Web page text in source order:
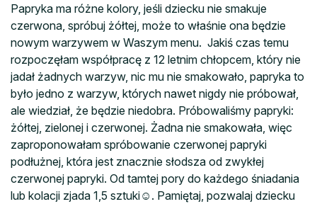
Papryka ma różne kolory, jeśli dziecku nie smakuje
czerwona, spróbuj żółtej, może to właśnie ona będzie
nowym warzywem w Waszym menu. Jakiś czas temu
rozpoczęłam współpracę z 12 letnim chłopcem, który nie
jadał żadnych warzyw, nic mu nie smakowało, papryka to
było jedno z warzyw, których nawet nigdy nie próbował,
ale wiedział, że będzie niedobra. Próbowaliśmy papryki:
żółtej, zielonej i czerwonej. Żadna nie smakowała, więc
zaproponowałam spróbowanie czerwonej papryki
podłużnej, która jest znacznie słodsza od zwykłej
czerwonej papryki. Od tamtej pory do każdego śniadania
lub kolacji zjada 1,5 sztuki☺. Pamiętaj, pozwalaj dziecku